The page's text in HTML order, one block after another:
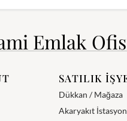
Emlak
SATILIK
Dükkan / Mağaza
Akaryakıt